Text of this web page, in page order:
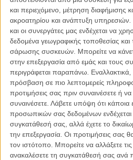
και περιεχόμενο, μέτρηση διαφήμισης
ακροατηρίου και ανάπτυξη υπηρεσιών.
και οι συνεργάτες μας ενδέχεται να
δεδομένα γεωγραφικής τοποθεσίας
σάρωσης συσκευών. Μπορείτε να
στην επεξεργασία από εμάς και τους
περιγράφεται παραπάνω. Εναλλακτικά,
πρόσβαση σε πιο λεπτομερείς
προτιμήσεις σας πριν συναινέσετε ή να
συναινέσετε. Λάβετε υπόψη ότι κάποια
προσωπικών σας δεδομένων ενδέχεται
συγκατάθεσή σας, αλλά έχετε το
την επεξεργασία. Οι προτιμήσεις σας
τον ιστότοπο. Μπορείτε να αλλάξετε
ανακαλέσετε τη συγκατάθεσή σας ανά
Βιμ Βέντερς
Συνέντευξη
Η επιτυχία είναι υπερτιμημένη.
καλύτερο, δεν σε πάει πουθενά
απλώς ένα ωραίο, ανεβαστικό,
συναίσθημα.»